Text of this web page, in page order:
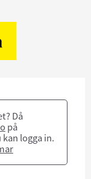
Då
på
logga in.